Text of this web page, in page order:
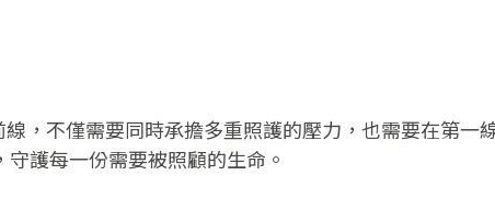
，不僅需要同時承擔多重照護的壓力，也需要在第一
護每一份需要被照顧的生命。